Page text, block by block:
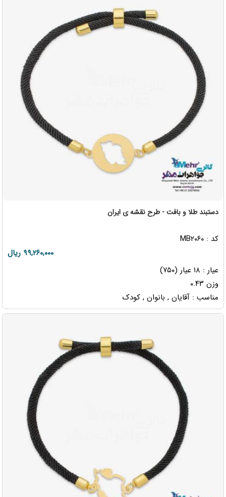
دستبند طلا و بافت - طرح نقشه ی ایران
کد : MB۲۰۶۰
۹۹,۲۶۰,۰۰۰ ریال
عیار : ۱۸ عیار (۷۵۰)
وزن ۰.۴۳
مناسب : آقایان , بانوان , کودک